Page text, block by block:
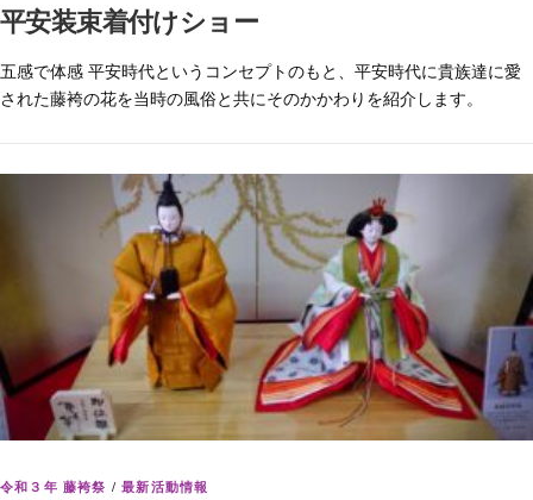
平安装束着付けショー
五感で体感 平安時代というコンセプトのもと、平安時代に貴族達に愛
された藤袴の花を当時の風俗と共にそのかかわりを紹介します。
令和３年 藤袴祭 /最新活動情報